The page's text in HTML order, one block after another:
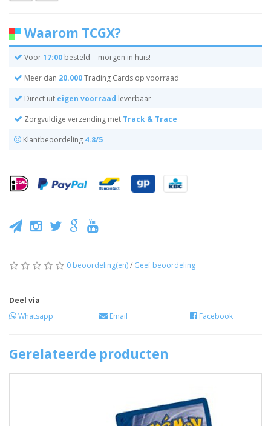
Waarom TCGX?
Voor17:00 besteld = morgen in huis!
Meer dan 20.000Trading Cards op voorraad
Direct uit eigen voorraad leverbaar
Zorgvuldige verzending met Track & Trace
Klantbeoordeling 4.8/5
0 beoordeling(en)/ Geef beoordeling
Deel via
Whatsapp
Email Facebook
Gerelateerde producten